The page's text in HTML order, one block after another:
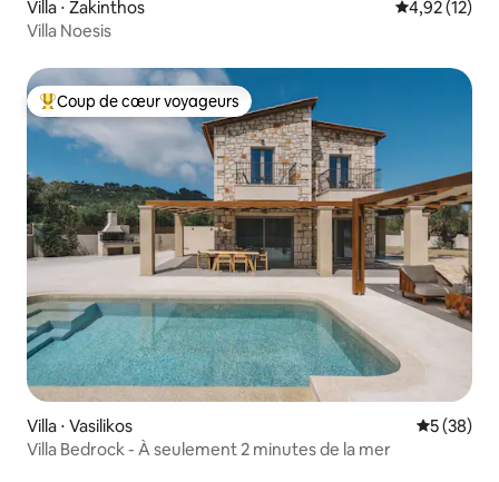
Villa ⋅ Zakinthos Évaluation
4,92 (12)
Villa Noesis
Coups de cœur voyageurs les plus appréciés
Coup de cœur voyageurs
Villa ⋅ Vasilikos
5 (38)
Villa Bedrock - À seulement 2 minutes de la mer